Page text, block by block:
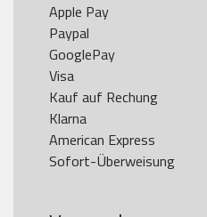
Apple Pay
Paypal
GooglePay
Visa
Kauf auf Rechung
Klarna
American Express